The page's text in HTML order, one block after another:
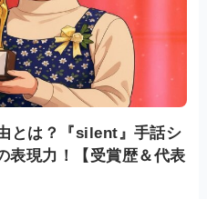
とは？『silent』手話シ
表現力！【受賞歴＆代表